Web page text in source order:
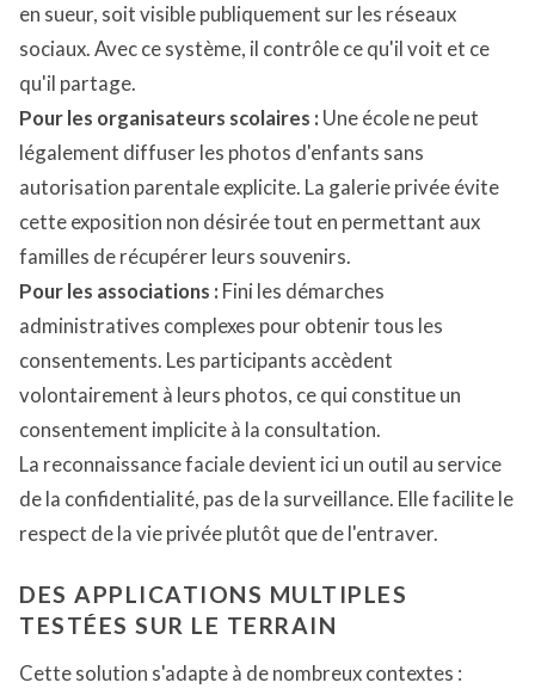
en sueur, soit visible publiquement sur les réseaux
sociaux. Avec ce système, il contrôle ce qu'il voit et ce
qu'il partage.
Pour les organisateurs scolaires : Une école ne peut
légalement diffuser les photos d'enfants sans
autorisation parentale explicite. La galerie privée évite
cette exposition non désirée tout en permettant aux
familles de récupérer leurs souvenirs.
Pour les associations : Fini les démarches
administratives complexes pour obtenir tous les
consentements. Les participants accèdent
volontairement à leurs photos, ce qui constitue un
consentement implicite à la consultation.
La reconnaissance faciale devient ici un outil au service
de la confidentialité, pas de la surveillance. Elle facilite le
respect de la vie privée plutôt que de l'entraver.
DES APPLICATIONS MULTIPLES
TESTÉES SUR LE TERRAIN
Cette solution s'adapte à de nombreux contextes :